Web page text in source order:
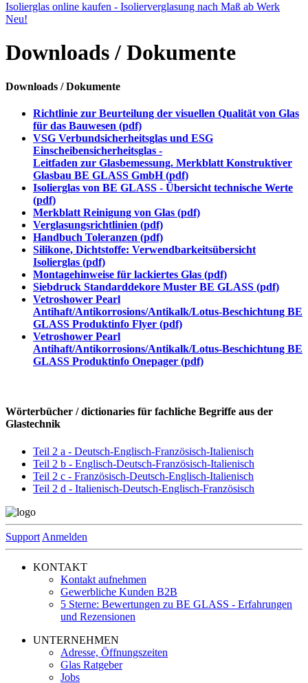
Isolierglas online kaufen - Isolierverglasung nach Maß ab Werk
Neu!
Downloads / Dokumente
Downloads / Dokumente
Richtlinie zur Beurteilung der visuellen Qualität von Glas
für das Bauwesen (pdf)
VSG Verbundsicherheitsglas und ESG
Einscheibensicherheitsglas -
Leitfaden zur Glasbemessung. Merkblatt Konstruktiver
Glasbau BE GLASS GmbH (pdf)
Isolierglas von BE GLASS - Übersicht technische Werte
(pdf)
Merkblatt Reinigung von Glas (pdf)
Verglasungsrichtlinien (pdf)
Handbuch Toleranzen (pdf)
Silikone, Dichtstoffe: Verwendbarkeitsübersicht
Isolierglas (pdf)
Montagehinweise für lackiertes Glas (pdf)
Siebdruck Standarddekore Muster BE GLASS (pdf)
Vetroshower Pearl
Antihaft/Antikorrosions/Antikalk/Lotus-Beschichtung BE
GLASS Produktinfo Flyer (pdf)
Vetroshower Pearl
Antihaft/Antikorrosions/Antikalk/Lotus-Beschichtung BE
GLASS Produktinfo Onepager (pdf)
Wörterbücher / dictionaries für fachliche Begriffe aus der
Glastechnik
Teil 2 a - Deutsch-Englisch-Französisch-Italienisch
Teil 2 b - Englisch-Deutsch-Französisch-Italienisch
Teil 2 c - Französisch-Deutsch-Englisch-Italienisch
Teil 2 d - Italienisch-Deutsch-Englisch-Französisch
Support Anmelden
KONTAKT
Kontakt aufnehmen
Gewerbliche Kunden B2B
5 Sterne: Bewertungen zu BE GLASS - Erfahrungen
und Rezensionen
UNTERNEHMEN
Adresse, Öffnungszeiten
Glas Ratgeber
Jobs